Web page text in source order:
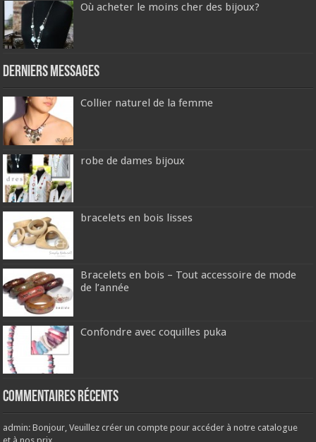
Où acheter le moins cher des bijoux?
Derniers messages
Collier naturel de la femme
robe de dames bijoux
bracelets en bois lisses
Bracelets en bois – Tout accessoire de mode
de l’année
Confondre avec coquilles puka
Commentaires récents
admin: Bonjour, Veuillez créer un compte pour accéder à notre catalogue